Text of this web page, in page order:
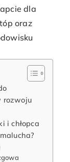
dla
oraz
rozwoju
i chłopca